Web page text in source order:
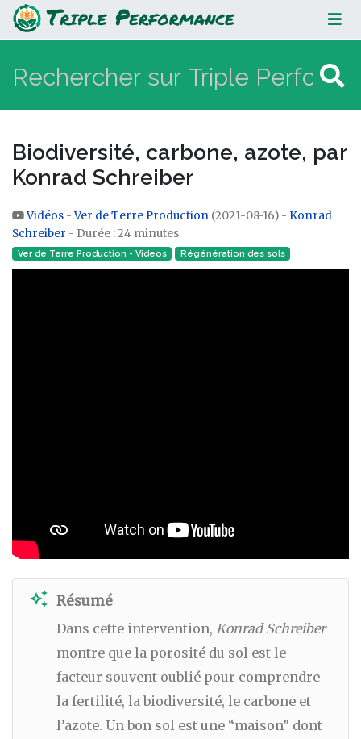
Biodiversité, carbone, azote, par
Konrad Schreiber
Biodiversité, carbone, azote, par
Konrad Schreiber
Aller à :navigation,rechercher
Vidéos -Ver de Terre Production (2021-08-16) - Konrad
Schreiber - Durée : 24 minutes
Ver de Terre Production - Videos Régénération des sols
auto_awesome Résumé
Dans cette intervention, Konrad Schreiber
montre que la porosité du sol est le
facteur souvent oublié pour comprendre
la fertilité, la biodiversité, le carbone et
l’azote. Un bon sol est une “maison” dont